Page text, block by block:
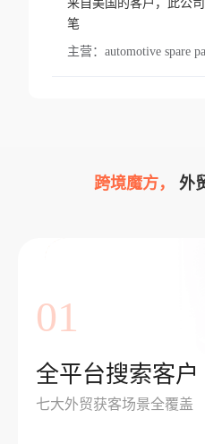
来自美国的客户，此公
笔
主营： automotive spare
跨境魔方， 外
01
全平台搜索客户
七大外贸获客场景全覆盖